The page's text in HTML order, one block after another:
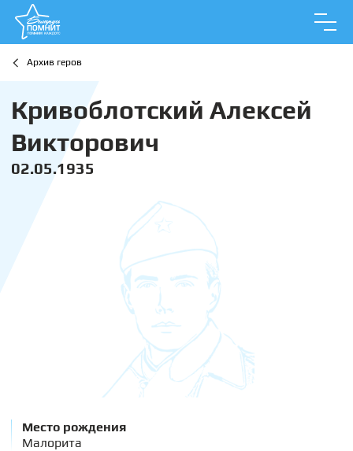
Архив геров
Кривоблотский Алексей
Викторович
02.05.1935
Место рождения
Малорита